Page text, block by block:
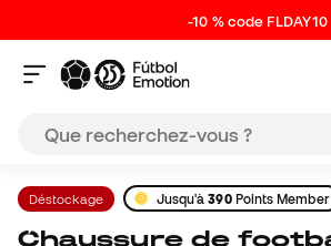
-10 % code FLDAY10
Déstockage Jusqu'à390Points Member
Chaussure de football adidas